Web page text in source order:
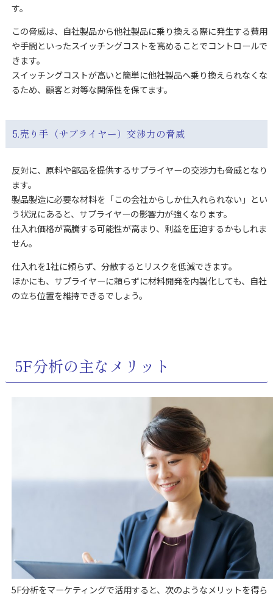
す。
この脅威は、自社製品から他社製品に乗り換える際に発生する費用
や手間といったスイッチングコストを高めることでコントロールで
きます。
スイッチングコストが高いと簡単に他社製品へ乗り換えられなくな
るため、顧客と対等な関係性を保てます。
5.売り手（サプライヤー）交渉力の脅威
反対に、原料や部品を提供するサプライヤーの交渉力も脅威となり
ます。
製品製造に必要な材料を「この会社からしか仕入れられない」とい
う状況にあると、サプライヤーの影響力が強くなります。
仕入れ価格が高騰する可能性が高まり、利益を圧迫するかもしれま
せん。
仕入れを1社に頼らず、分散するとリスクを低減できます。
ほかにも、サプライヤーに頼らずに材料開発を内製化しても、自社
の立ち位置を維持できるでしょう。
5F分析の主なメリット
5F分析をマーケティングで活用すると、次のようなメリットを得ら